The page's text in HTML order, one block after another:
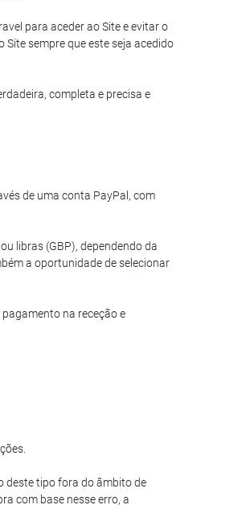
para aceder ao Site e evitar o
sempre que este seja acedido
completa e precisa e
de uma conta PayPal, com
libras (GBP), dependendo da
a oportunidade de selecionar
na receção e
deste tipo fora do âmbito de
com base nesse erro, a